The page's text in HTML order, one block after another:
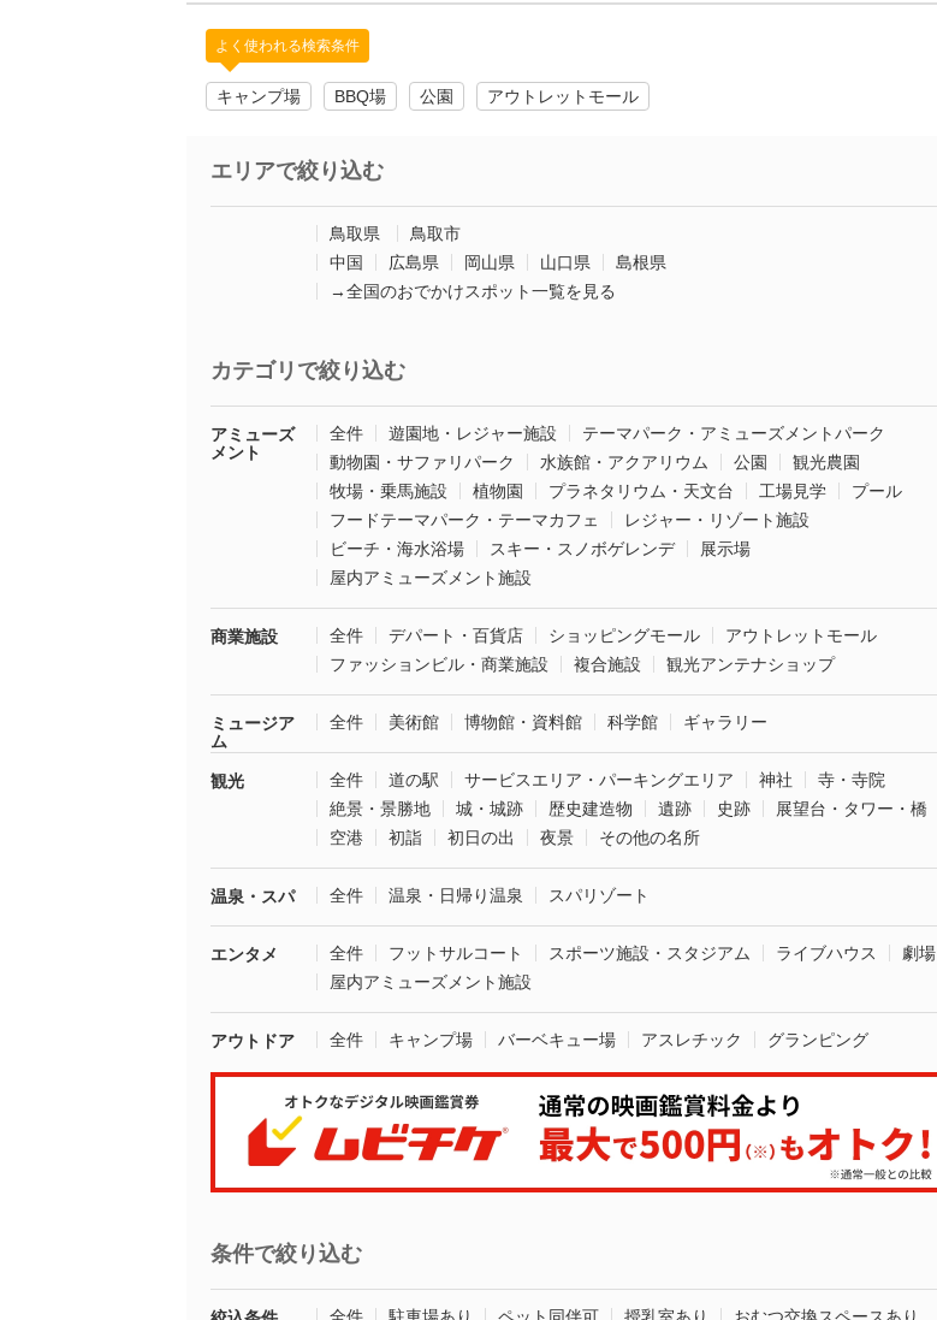
よく使われる検索条件
キャンプ場 BBQ場 公園 アウトレットモール
エリアで絞り込む
鳥取県
鳥取市
中国
広島県 岡山県 山口県
島根県
→全国のおでかけスポット一覧を見る
カテゴリで絞り込む
アミューズ
メント
全件 遊園地・レジャー施設
テーマパーク・アミューズメントパーク
動物園・サファリパーク
水族館・アクアリウム 公園
観光農園
牧場・乗馬施設
植物園 プラネタリウム・天文台 工場見学
プール
フードテーマパーク・テーマカフェ
レジャー・リゾート施設
ビーチ・海水浴場
スキー・スノボゲレンデ
展示場
屋内アミューズメント施設
商業施設 全件 デパート・百貨店 ショッピングモール
アウトレットモール
ファッションビル・商業施設
複合施設 観光アンテナショップ
ミュージア
ム
全件 美術館 博物館・資料館 科学館 ギャラリー
観光 全件 道の駅 サービスエリア・パーキングエリア 神社
寺・寺院
絶景・景勝地
城・城跡 歴史建造物 遺跡 史跡
展望台・タワー・橋
空港
初詣 初日の出 夜景 その他の名所
温泉・スパ 全件 温泉・日帰り温泉 スパリゾート
エンタメ 全件 フットサルコート スポーツ施設・スタジアム ライブハウス
劇場
屋内アミューズメント施設
アウトドア 全件 キャンプ場 バーベキュー場 アスレチック グランピング
条件で絞り込む